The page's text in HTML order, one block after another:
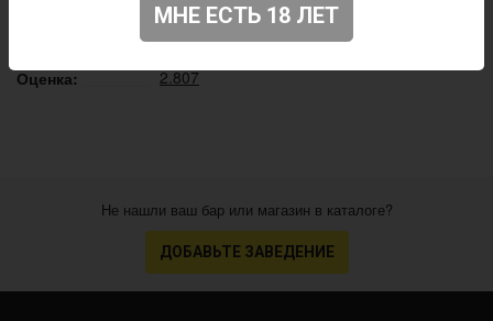
11.07.2016
Оценка:
2.807
Не нашли ваш бар или магазин в каталоге?
ДОБАВЬТЕ ЗАВЕДЕНИЕ
МНЕ ЕСТЬ 18 ЛЕТ